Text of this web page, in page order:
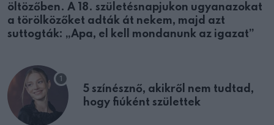
öltözőben. A 18. születésnapjukon ugyanazokat
a törölközőket adták át nekem, majd azt
suttogták: „Apa, el kell mondanunk az igazat”
5 színésznő, akikről nem tudtad,
hogy fiúként születtek